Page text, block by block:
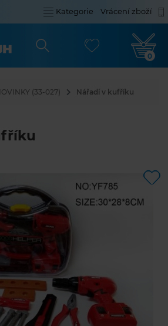
Kategorie Vrácení zboží
0
(33-027) Nářadí v kufříku